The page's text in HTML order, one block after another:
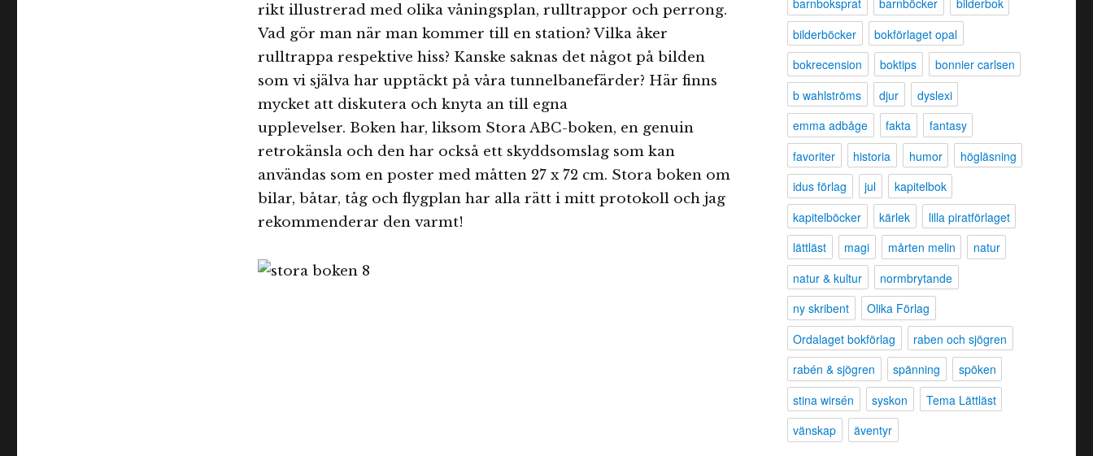
rikt illustrerad med olika våningsplan, rulltrappor och perrong.
Vad gör man när man kommer till en station? Vilka åker
rulltrappa respektive hiss? Kanske saknas det något på bilden
som vi själva har upptäckt på våra tunnelbanefärder? Här finns
mycket att diskutera och knyta an till egna
upplevelser. Boken har, liksom Stora ABC-boken, en genuin
retrokänsla och den har också ett skyddsomslag som kan
användas som en poster med måtten 27 x 72 cm. Stora boken om
bilar, båtar, tåg och flygplan har alla rätt i mitt protokoll och jag
rekommenderar den varmt!
barnboksprat
barnböcker
bilderbok
bilderböcker
bokförlaget opal
bokrecension
boktips
bonnier carlsen
b wahlströms
djur
dyslexi
emma adbåge
fakta
fantasy
favoriter
historia humor
högläsning
idus förlag
jul
kapitelbok
kapitelböcker
kärlek
lilla piratförlaget
lättläst
magi mårten melin
natur
natur & kultur
normbrytande
ny skribent
Olika Förlag
Ordalaget bokförlag
raben och sjögren
rabén & sjögren
spänning
spöken
stina wirsén
syskon
Tema Lättläst
vänskap
äventyr